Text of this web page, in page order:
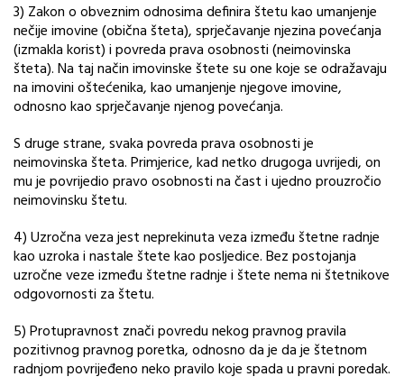
3) Zakon o obveznim odnosima definira štetu kao umanjenje
nečije imovine (obična šteta), sprječavanje njezina povećanja
(izmakla korist) i povreda prava osobnosti (neimovinska
šteta). Na taj način imovinske štete su one koje se odražavaju
na imovini oštećenika, kao umanjenje njegove imovine,
odnosno kao sprječavanje njenog povećanja.
S druge strane, svaka povreda prava osobnosti je
neimovinska šteta. Primjerice, kad netko drugoga uvrijedi, on
mu je povrijedio pravo osobnosti na čast i ujedno prouzročio
neimovinsku štetu.
4) Uzročna veza jest neprekinuta veza između štetne radnje
kao uzroka i nastale štete kao posljedice. Bez postojanja
uzročne veze između štetne radnje i štete nema ni štetnikove
odgovornosti za štetu.
5) Protupravnost znači povredu nekog pravnog pravila
pozitivnog pravnog poretka, odnosno da je da je štetnom
radnjom povrijeđeno neko pravilo koje spada u pravni poredak.